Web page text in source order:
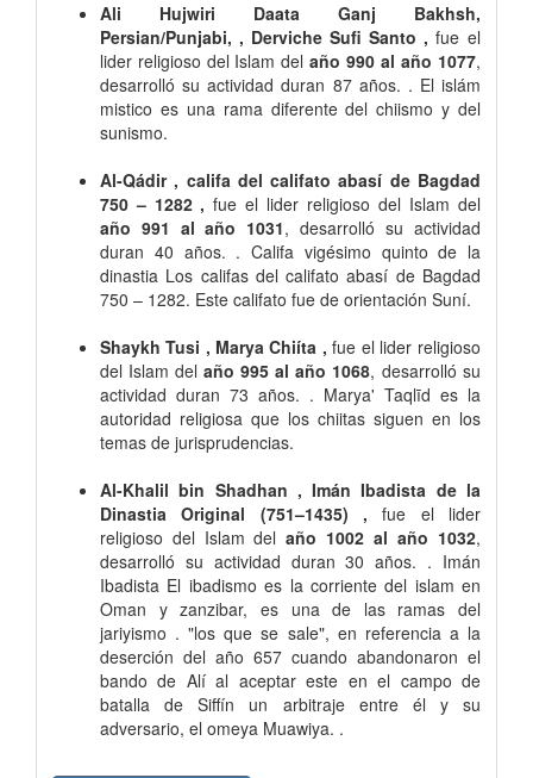
Ali Hujwiri Daata Ganj Bakhsh,
Persian/Punjabi, , Derviche Sufi Santo , fue el
lider religioso del Islam del año 990 al año 1077,
desarrolló su actividad duran 87 años. . El islám
mistico es una rama diferente del chiismo y del
sunismo.
Al-Qádir , califa del califato abasí de Bagdad
750 – 1282 , fue el lider religioso del Islam del
año 991 al año 1031, desarrolló su actividad
duran 40 años. . Califa vigésimo quinto de la
dinastia Los califas del califato abasí de Bagdad
750 – 1282. Este califato fue de orientación Suní.
Shaykh Tusi , Marya Chiíta , fue el lider religioso
del Islam del año 995 al año 1068, desarrolló su
actividad duran 73 años. . Marya' Taqlīd es la
autoridad religiosa que los chiitas siguen en los
temas de jurisprudencias.
Al-Khalil bin Shadhan , Imán Ibadista de la
Dinastia Original (751–1435) , fue el lider
religioso del Islam del año 1002 al año 1032,
desarrolló su actividad duran 30 años. . Imán
Ibadista El ibadismo es la corriente del islam en
Oman y zanzibar, es una de las ramas del
jariyismo . "los que se sale", en referencia a la
deserción del año 657 cuando abandonaron el
bando de Alí al aceptar este en el campo de
batalla de Siffín un arbitraje entre él y su
adversario, el omeya Muawiya. .